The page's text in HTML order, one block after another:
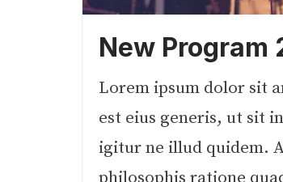
New Program
Lorem ipsum dolor sit
est eius generis, ut sit
igitur ne illud quidem.
philosophis ratione